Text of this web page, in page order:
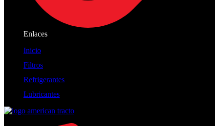
Enlaces
Inicio
Filtros
Refrigerantes
Lubricantes